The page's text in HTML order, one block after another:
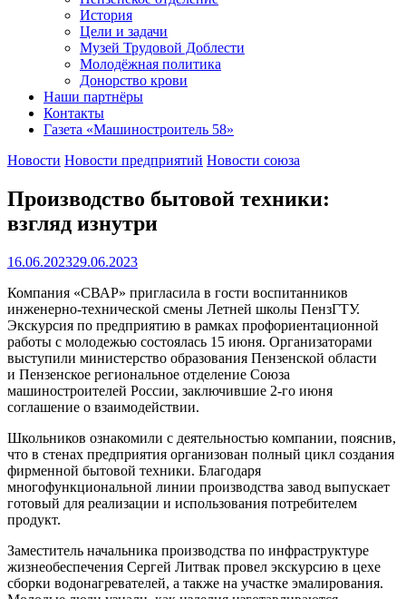
История
Цели и задачи
Музей Трудовой Доблести
Молодёжная политика
Донорство крови
Наши партнёры
Контакты
Газета «Машиностроитель 58»
Новости Новости предприятий Новости союза
Производство бытовой техники:
взгляд изнутри
16.06.202329.06.2023
Компания «СВАР» пригласила в гости воспитанников
инженерно-технической смены Летней школы ПензГТУ.
Экскурсия по предприятию в рамках профориентационной
работы с молодежью состоялась 15 июня. Организаторами
выступили министерство образования Пензенской области
и Пензенское региональное отделение Союза
машиностроителей России, заключившие 2-го июня
соглашение о взаимодействии.
Школьников ознакомили с деятельностью компании, пояснив,
что в стенах предприятия организован полный цикл создания
фирменной бытовой техники. Благодаря
многофункциональной линии производства завод выпускает
готовый для реализации и использования потребителем
продукт.
Заместитель начальника производства по инфраструктуре
жизнеобеспечения Сергей Литвак провел экскурсию в цехе
сборки водонагревателей, а также на участке эмалирования.